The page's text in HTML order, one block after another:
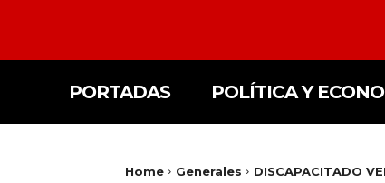
PORTADAS POLÍTICA Y
Home Generales DISCAPACITADO